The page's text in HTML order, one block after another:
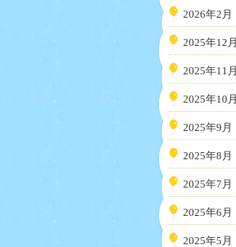
2026年2月
2025年12月
2025年11月
2025年10月
2025年9月
2025年8月
2025年7月
2025年6月
2025年5月